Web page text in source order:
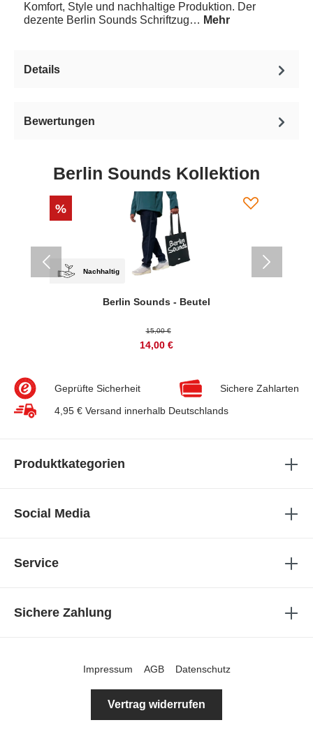
Komfort, Style und nachhaltige Produktion. Der
dezente Berlin Sounds Schriftzug… Mehr
Details
Bewertungen
Berlin Sounds Kollektion
%
Nachhaltig
Berlin Sounds - Beutel
15,00 €
14,00 €
Geprüfte Sicherheit
Sichere Zahlarten
4,95 € Versand innerhalb Deutschlands
Produktkategorien
Social Media
Service
Sichere Zahlung
Impressum AGB Datenschutz
Vertrag widerrufen